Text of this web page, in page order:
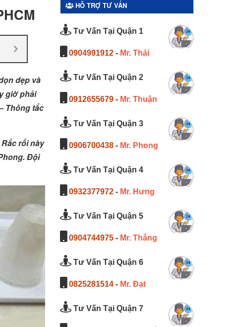
dẹp và
giờ phải
Thông tắc
rối này
Đội
HỖ TRỢ TƯ VẤN
Tư Vấn Tại Quận 1
0904991912 - Mr. Thái
Tư Vấn Tại Quận 2
0912655679 - Mr. Thuận
Tư Vấn Tại Quận 3
0906700438 - Mr. Phong
Tư Vấn Tại Quận 4
0932377972 - Mr. Hưng
Tư Vấn Tại Quận 5
0904744975 - Mr. Thắng
Tư Vấn Tại Quận 6
0825281514 - Mr. Đạt
Tư Vấn Tại Quận 7